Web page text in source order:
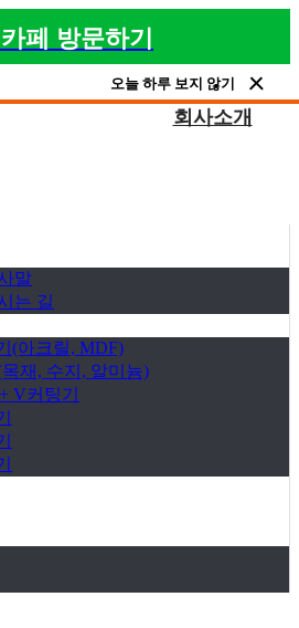
페 방문하기
오늘 하루 보지 않기
회사소개
말
는 길
(아크릴, MDF)
재, 수지, 알미늄)
V커팅기